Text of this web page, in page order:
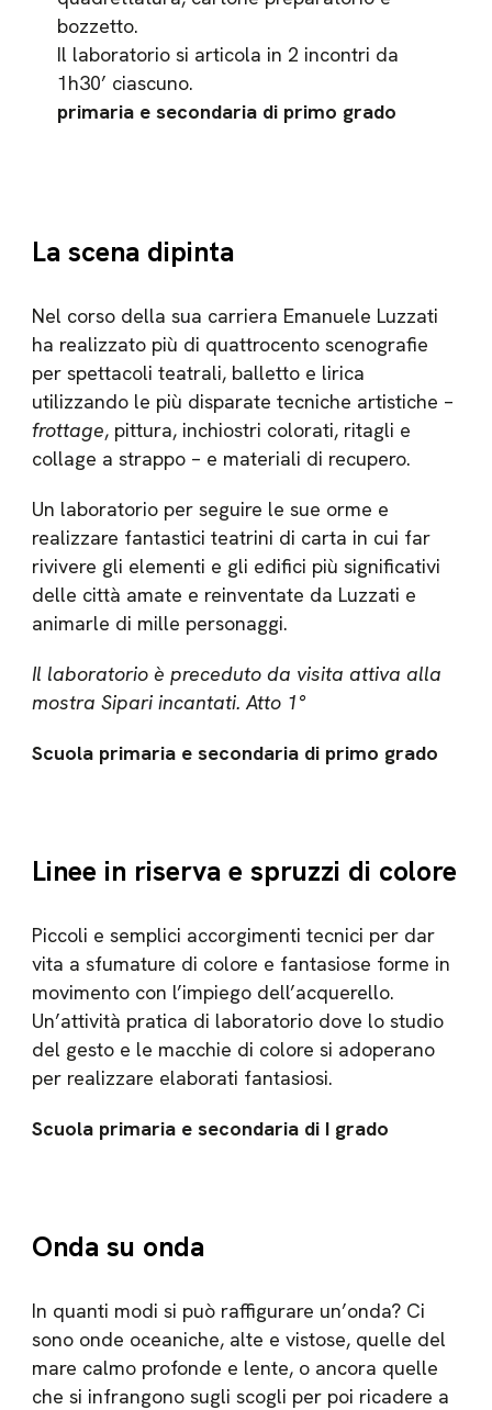
bozzetto.
Il laboratorio si articola in 2 incontri da
1h30’ ciascuno.
primaria e secondaria di primo grado
La scena dipinta
Nel corso della sua carriera Emanuele Luzzati
ha realizzato più di quattrocento scenografie
per spettacoli teatrali, balletto e lirica
utilizzando le più disparate tecniche artistiche –
frottage, pittura, inchiostri colorati, ritagli e
collage a strappo – e materiali di recupero.
Un laboratorio per seguire le sue orme e
realizzare fantastici teatrini di carta in cui far
rivivere gli elementi e gli edifici più significativi
delle città amate e reinventate da Luzzati e
animarle di mille personaggi.
Il laboratorio è preceduto da visita attiva alla
mostra Sipari incantati. Atto 1°
Scuola primaria e secondaria di primo grado
Linee in riserva e spruzzi di colore
Piccoli e semplici accorgimenti tecnici per dar
vita a sfumature di colore e fantasiose forme in
movimento con l’impiego dell’acquerello.
Un’attività pratica di laboratorio dove lo studio
del gesto e le macchie di colore si adoperano
per realizzare elaborati fantasiosi.
Scuola primaria e secondaria di I grado
Onda su onda
In quanti modi si può raffigurare un’onda? Ci
sono onde oceaniche, alte e vistose, quelle del
mare calmo profonde e lente, o ancora quelle
che si infrangono sugli scogli per poi ricadere a